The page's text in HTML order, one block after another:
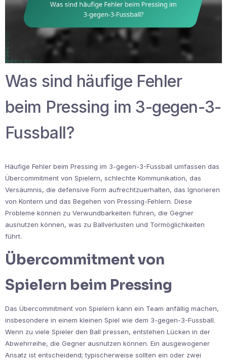
Was sind häufige Fehler
beim Pressing im 3-gegen-3-
Fussball?
Häufige Fehler beim Pressing im 3-gegen-3-Fussball umfassen das
Übercommitment von Spielern, schlechte Kommunikation, das
Versäumnis, die defensive Form aufrechtzuerhalten, das Ignorieren
von Kontern und das Begehen von Pressing-Fehlern. Diese
Probleme können zu Verwundbarkeiten führen, die Gegner
ausnutzen können, was zu Ballverlusten und Tormöglichkeiten
führt.
Übercommitment von
Spielern beim Pressing
Das Übercommitment von Spielern kann ein Team anfällig machen,
insbesondere in einem kleinen Spiel wie dem 3-gegen-3-Fussball.
Wenn zu viele Spieler den Ball pressen, entstehen Lücken in der
Abwehrreihe, die Gegner ausnutzen können. Ein ausgewogener
Ansatz ist entscheidend; typischerweise sollten ein oder zwei